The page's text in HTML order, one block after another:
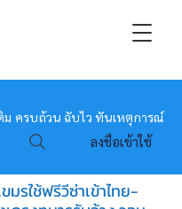
ม ครบถ้วน ฉับไว ทันเหตุการณ์
ลงชื่อเข้าใช้
มรใช้ฟรีวีซ่าเข้าไทย-